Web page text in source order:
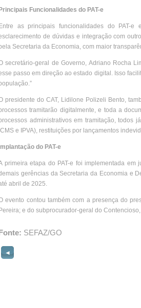
Funcionalidades do PAT-e
as principais funcionalidades do PAT-e
de dúvidas e integração com
Secretaria da Economia, com maior
secretário-geral de Governo, Adriano Rocha
passo em direção ao estado digital. Isso
presidente do CAT, Lidilone Polizeli Bento,
tramitarão digitalmente, e toda a
administrativos em tramitação, todos
e IPVA), restituições por lançamentos
do PAT-e
primeira etapa do PAT-e foi implementada
gerências da Secretaria da Economia e
abril de 2025.
evento contou também com a presença do
e do subprocurador-geral do
SEFAZ/GO
◄